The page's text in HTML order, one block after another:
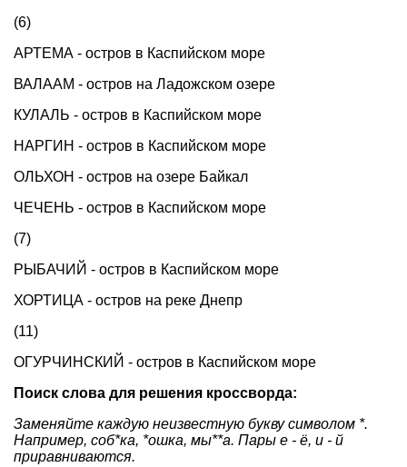
(6)
АРТЕМА - остров в Каспийском море
ВАЛААМ - остров на Ладожском озере
КУЛАЛЬ - остров в Каспийском море
НАРГИН - остров в Каспийском море
ОЛЬХОН - остров на озере Байкал
ЧЕЧЕНЬ - остров в Каспийском море
(7)
РЫБАЧИЙ - остров в Каспийском море
ХОРТИЦА - остров на реке Днепр
(11)
ОГУРЧИНСКИЙ - остров в Каспийском море
Поиск слова для решения кроссворда:
Заменяйте каждую неизвестную букву символом *.
Например, соб*ка, *ошка, мы**а. Пары е - ё, и - й
приравниваются.